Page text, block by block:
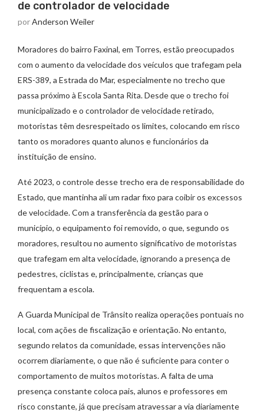
de controlador de velocidade
porAnderson Weiler
Moradores do bairro Faxinal, em Torres, estão preocupados
com o aumento da velocidade dos veículos que trafegam pela
ERS-389, a Estrada do Mar, especialmente no trecho que
passa próximo à Escola Santa Rita. Desde que o trecho foi
municipalizado e o controlador de velocidade retirado,
motoristas têm desrespeitado os limites, colocando em risco
tanto os moradores quanto alunos e funcionários da
instituição de ensino.
Até 2023, o controle desse trecho era de responsabilidade do
Estado, que mantinha ali um radar fixo para coibir os excessos
de velocidade. Com a transferência da gestão para o
município, o equipamento foi removido, o que, segundo os
moradores, resultou no aumento significativo de motoristas
que trafegam em alta velocidade, ignorando a presença de
pedestres, ciclistas e, principalmente, crianças que
frequentam a escola.
A Guarda Municipal de Trânsito realiza operações pontuais no
local, com ações de fiscalização e orientação. No entanto,
segundo relatos da comunidade, essas intervenções não
ocorrem diariamente, o que não é suficiente para conter o
comportamento de muitos motoristas. A falta de uma
presença constante coloca pais, alunos e professores em
risco constante, já que precisam atravessar a via diariamente